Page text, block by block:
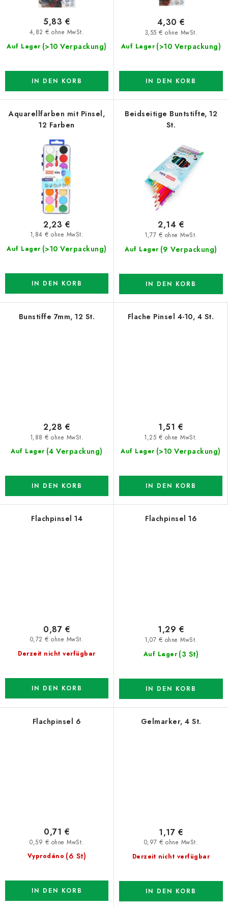
t
u
g
Auf Lager (>10 Verpackung)
4,82 € ohne MwSt.
5,83 €
IN DEN KORB
Auf Lager (>10 Verpackung)
3,55 € ohne MwSt.
4,30 €
IN DEN KORB
Aquarellfarben mit Pinsel,
12 Farben
Auf Lager (>10 Verpackung)
1,84 € ohne MwSt.
2,23 €
IN DEN KORB
Beidseitige Buntstifte, 12
St.
Auf Lager (9 Verpackung)
1,77 € ohne MwSt.
2,14 €
IN DEN KORB
Bunstiffe 7mm, 12 St.
Auf Lager (4 Verpackung)
1,88 € ohne MwSt.
2,28 €
IN DEN KORB
Flache Pinsel 4-10, 4 St.
Auf Lager (>10 Verpackung)
1,25 € ohne MwSt.
1,51 €
IN DEN KORB
Flachpinsel 14
Derzeit nicht verfügbar
0,72 € ohne MwSt.
0,87 €
IN DEN KORB
Flachpinsel 16
Auf Lager (3 St)
1,07 € ohne MwSt.
1,29 €
IN DEN KORB
Flachpinsel 6
Vyprodáno (6 St)
0,59 € ohne MwSt.
0,71 €
IN DEN KORB
Gelmarker, 4 St.
Derzeit nicht verfügbar
0,97 € ohne MwSt.
1,17 €
IN DEN KORB